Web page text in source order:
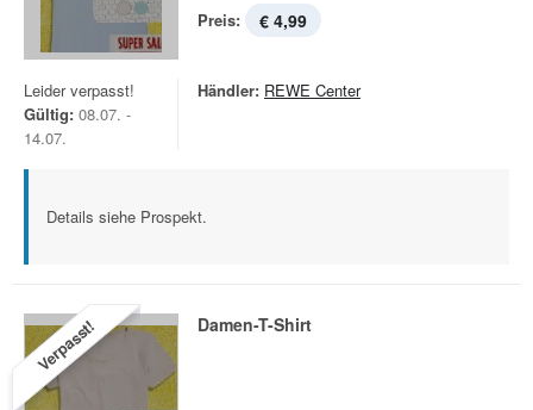
Preis: € 4,99
Leider verpasst!
Gültig: 08.07. -
14.07.
Händler: REWE Center
Details siehe Prospekt.
Verpasst! Damen-T-Shirt